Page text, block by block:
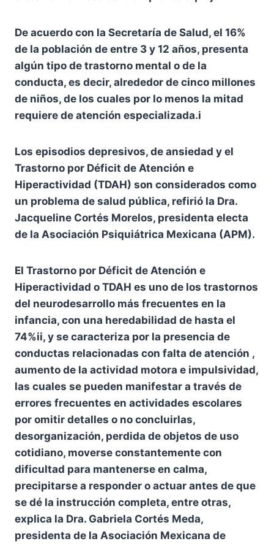
De acuerdo con la Secretaría de Salud, el 16%
de la población de entre 3 y 12 años, presenta
algún tipo de trastorno mental o de la
conducta, es decir, alrededor de cinco millones
de niños, de los cuales por lo menos la mitad
requiere de atención especializada.i
Los episodios depresivos, de ansiedad y el
Trastorno por Déficit de Atención e
Hiperactividad (TDAH) son considerados como
un problema de salud pública, refirió la Dra.
Jacqueline Cortés Morelos, presidenta electa
de la Asociación Psiquiátrica Mexicana (APM).
El Trastorno por Déficit de Atención e
Hiperactividad o TDAH es uno de los trastornos
del neurodesarrollo más frecuentes en la
infancia, con una heredabilidad de hasta el
74%ii, y se caracteriza por la presencia de
conductas relacionadas con falta de atención ,
aumento de la actividad motora e impulsividad,
las cuales se pueden manifestar a través de
errores frecuentes en actividades escolares
por omitir detalles o no concluirlas,
desorganización, perdida de objetos de uso
cotidiano, moverse constantemente con
dificultad para mantenerse en calma,
precipitarse a responder o actuar antes de que
se dé la instrucción completa, entre otras,
explica la Dra. Gabriela Cortés Meda,
presidenta de la Asociación Mexicana de